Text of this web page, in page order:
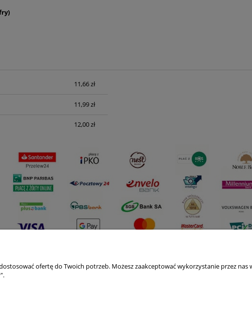
ewentualnych kosztów
11,66 zł
11,99 zł
12,00 zł
i dostawa
ofertę do Twoich potrzeb. Możesz zaakceptować wykorzystanie przez nas